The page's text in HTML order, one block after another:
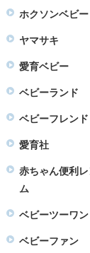
ホクソンベビー
ヤマサキ
愛育ベビー
ベビーランド
ベビーフレンド
愛育社
赤ちゃん便利
ム
ベビーツーワン
ベビーファン